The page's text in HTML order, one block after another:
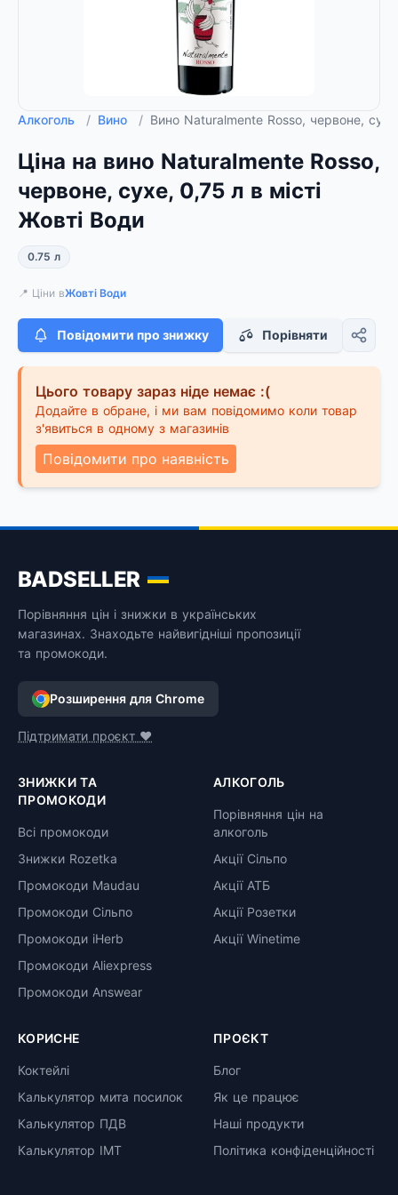
Алкоголь / Вино / Вино Naturalmente Rosso, червоне,
Ціна на вино Naturalmente Rosso,
червоне, сухе, 0,75 л в місті
Жовті Води
0.75 л
📍 Ціни вЖовті Води
Повідомити про знижку Порівняти
Цього товару зараз ніде немає :(
Додайте в обране, і ми вам повідомимо коли товар
з'явиться в одному з магазинів
Повідомити про наявність
BADSELLER
Порівняння цін і знижки в українських
магазинах. Знаходьте найвигідніші пропозиції
та промокоди.
Розширення для Chrome
Підтримати проєкт ❤️
ЗНИЖКИ ТА
ПРОМОКОДИ
Всі промокоди
Знижки Rozetka
Промокоди Maudau
Промокоди Сільпо
Промокоди iHerb
Промокоди Aliexpress
Промокоди Answear
АЛКОГОЛЬ
Порівняння цін на
алкоголь
Акції Сільпо
Акції АТБ
Акції Розетки
Акції Winetime
КОРИСНЕ
Коктейлі
Калькулятор мита посилок
Калькулятор ПДВ
Калькулятор ІМТ
ПРОЄКТ
Блог
Як це працює
Наші продукти
Політика конфіденційності